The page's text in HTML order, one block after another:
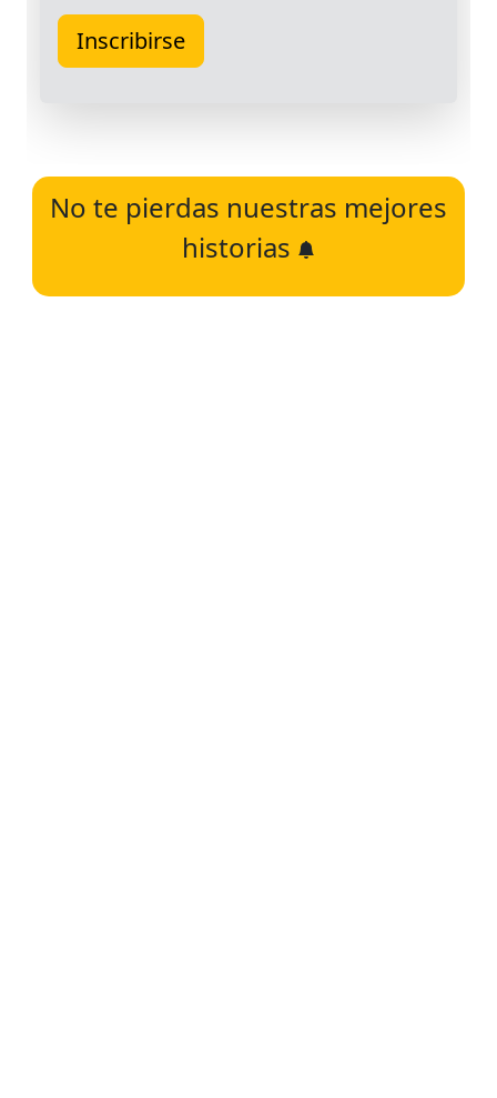
No te pierdas nuestras mejores
historias